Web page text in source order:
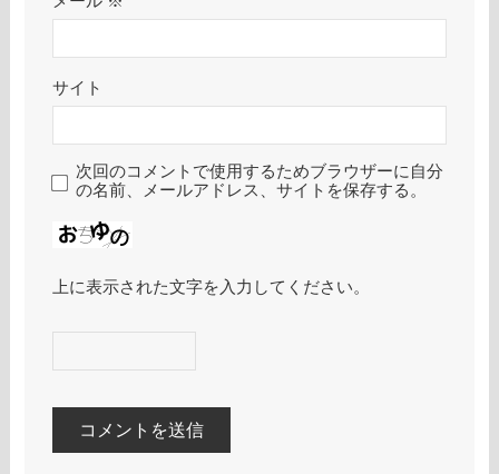
サイト
次回のコメントで使用するためブラウザーに自分
の名前、メールアドレス、サイトを保存する。
上に表示された文字を入力してください。